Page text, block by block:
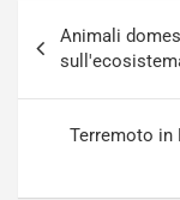
articoli
Animali
Terremoto in